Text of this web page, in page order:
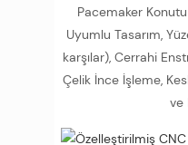
Pacemaker
Uyumlu Tasarım,
karşılar), Cerrahi
Çelik İnce İşleme,
ve